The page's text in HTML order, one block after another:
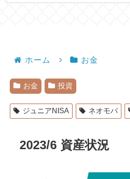
ホーム お金
お金 投資
ジュニアNISA ネオモバ
2023/6 資産状況